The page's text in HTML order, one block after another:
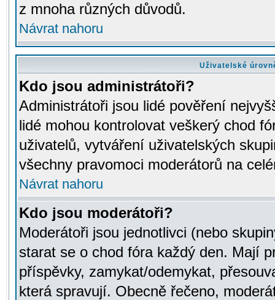
z mnoha různých důvodů.
Návrat nahoru
Uživatelské
Kdo jsou administrátoři?
Administrátoři jsou lidé pověření
lidé mohou kontrolovat veškerý chod
uživatelů, vytváření uživatelských
všechny pravomoci moderátorů na
Návrat nahoru
Kdo jsou moderátoři?
Moderátoři jsou jednotlivci (nebo
starat se o chod fóra každý den. Mají
příspěvky, zamykat/odemykat,
která spravují. Obecně řečeno,